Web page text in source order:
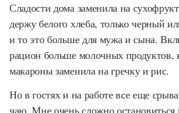
Сладости дома заменила на
держу белого хлеба, только черный
и то это больше для мужа и сына.
рацион больше молочных продуктов,
макароны заменила на гречку и рис.
Но в гостях и на работе все еще
чаю. Мне очень сложно остановиться